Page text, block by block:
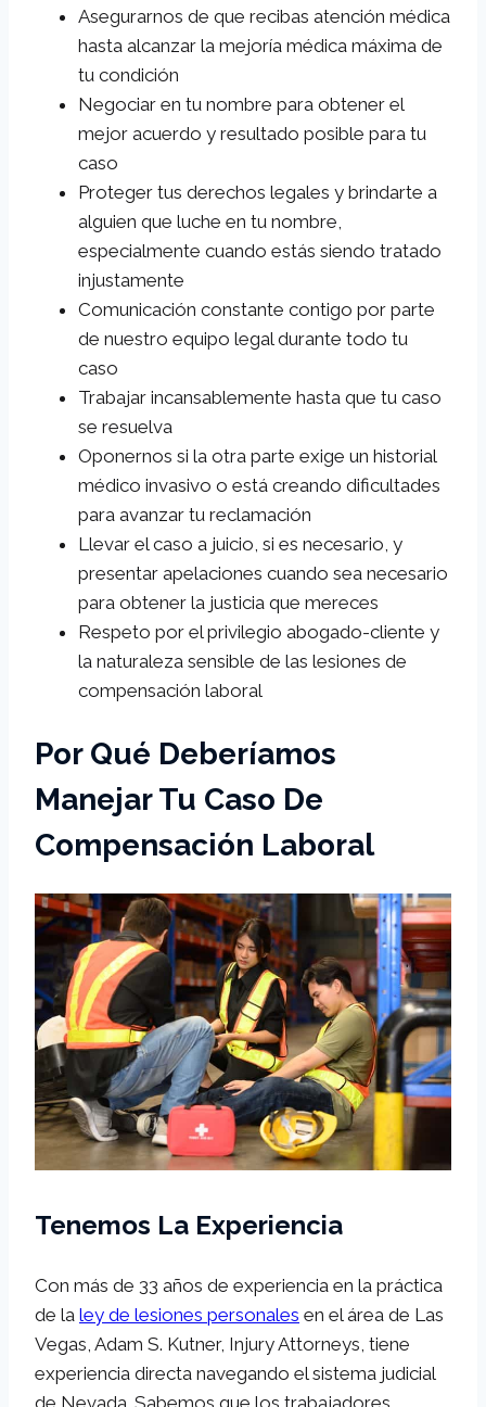
Asegurarnos de que recibas atención médica
hasta alcanzar la mejoría médica máxima de
tu condición
Negociar en tu nombre para obtener el
mejor acuerdo y resultado posible para tu
caso
Proteger tus derechos legales y brindarte a
alguien que luche en tu nombre,
especialmente cuando estás siendo tratado
injustamente
Comunicación constante contigo por parte
de nuestro equipo legal durante todo tu
caso
Trabajar incansablemente hasta que tu caso
se resuelva
Oponernos si la otra parte exige un historial
médico invasivo o está creando dificultades
para avanzar tu reclamación
Llevar el caso a juicio, si es necesario, y
presentar apelaciones cuando sea necesario
para obtener la justicia que mereces
Respeto por el privilegio abogado-cliente y
la naturaleza sensible de las lesiones de
compensación laboral
Por Qué Deberíamos
Manejar Tu Caso De
Compensación Laboral
Tenemos La Experiencia
Con más de 33 años de experiencia en la práctica
de la ley de lesiones personales en el área de Las
Vegas, Adam S. Kutner, Injury Attorneys, tiene
experiencia directa navegando el sistema judicial
de Nevada. Sabemos que los trabajadores